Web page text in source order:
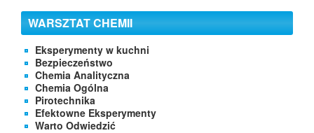
WARSZTAT CHEMII
Eksperymenty w kuchni
Bezpieczeństwo
Chemia Analityczna
Chemia Ogólna
Pirotechnika
Efektowne Eksperymenty
Warto Odwiedzić